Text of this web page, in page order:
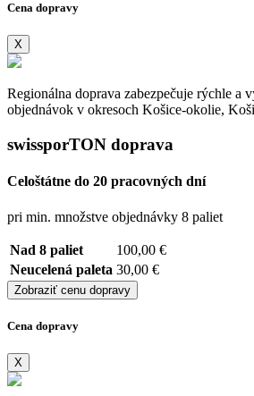
Cena dopravy
X
Regionálna doprava zabezpečuje rýchle a
objednávok v okresoch Košice-okolie,
swissporTON doprava
Celoštátne do 20 pracovných dní
pri min. množstve objednávky 8 paliet
Nad 8 paliet
100,00 €
Neucelená paleta 30,00 €
Zobraziť cenu dopravy
Cena dopravy
X